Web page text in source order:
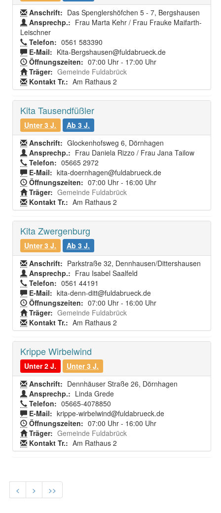
Anschrift: Das Spenglershöfchen 5 - 7, Bergshausen
Ansprechp.: Frau Marta Kehr / Frau Frauke Maifarth-
Leischner
Telefon: 0561 583390
E-Mail: Kita-Bergshausen@fuldabrueck.de
Öffnungszeiten: 07:00 Uhr - 17:00 Uhr
Träger: Gemeinde Fuldabrück
Kontakt Tr.: Am Rathaus 2
Kita Tausendfüßler
Unter 3 J.
Ab 3 J.
Anschrift: Glockenhofsweg 6, Dörnhagen
Ansprechp.: Frau Daniela Rizzo / Frau Jana Tailow
Telefon: 05665 2972
E-Mail: kita-doernhagen@fuldabrueck.de
Öffnungszeiten: 07:00 Uhr - 16:00 Uhr
Träger: Gemeinde Fuldabrück
Kontakt Tr.: Am Rathaus 2
Kita Zwergenburg
Unter 3 J.
Ab 3 J.
Anschrift: Parkstraße 32, Dennhausen/Dittershausen
Ansprechp.: Frau Isabel Saalfeld
Telefon: 0561 44191
E-Mail: kita-denn-ditt@fuldabrueck.de
Öffnungszeiten: 07:00 Uhr - 16:00 Uhr
Träger: Gemeinde Fuldabrück
Kontakt Tr.: Am Rathaus 2
Krippe Wirbelwind
Unter 2 J.
Unter 3 J.
Anschrift: Dennhäuser Straße 26, Dörnhagen
Ansprechp.: Linda Grede
Telefon: 05665-4078850
E-Mail: krippe-wirbelwind@fuldabrueck.de
Öffnungszeiten: 07:00 Uhr - 16:00 Uhr
Träger: Gemeinde Fuldabrück
Kontakt Tr.: Am Rathaus 2
< > >>